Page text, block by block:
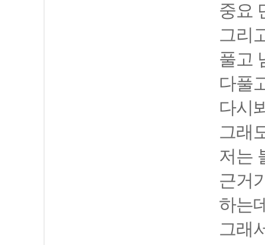
중요
그리
풀고
다풀
다시
그래
저는
근거
하는
그래